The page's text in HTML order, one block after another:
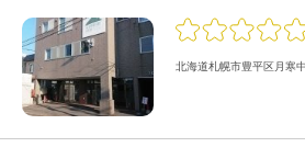
北海道札幌市豊平区月寒